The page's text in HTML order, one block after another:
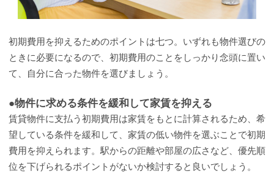
初期費用を抑えるためのポイントは七つ。いずれも物件選びの
ときに必要になるので、初期費用のことをしっかり念頭に置い
て、自分に合った物件を選びましょう。
●物件に求める条件を緩和して家賃を抑える
賃貸物件に支払う初期費用は家賃をもとに計算されるため、希
望している条件を緩和して、家賃の低い物件を選ぶことで初期
費用を抑えられます。駅からの距離や部屋の広さなど、優先順
位を下げられるポイントがないか検討すると良いでしょう。